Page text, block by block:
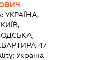
УКРАЇНА,
47
Україна